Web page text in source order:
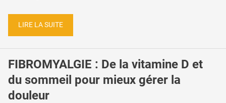
LIRE LA SUITE
FIBROMYALGIE : De la vitamine D et
du sommeil pour mieux gérer la
douleur